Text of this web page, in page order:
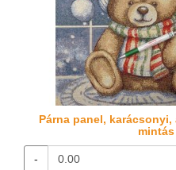
Párna panel,
mintás
-